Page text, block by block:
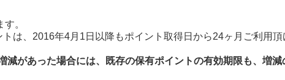
。
は、2016年4月1日以降もポイント取得日から24ヶ月ご利用頂
があった場合には、既存の保有ポイントの有効期限も、増減